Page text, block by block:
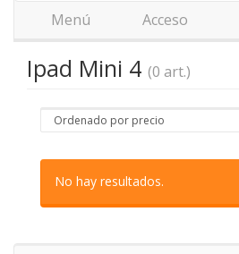
Menú Acceso
Ipad Mini 4 (0 art.)
No hay resultados.